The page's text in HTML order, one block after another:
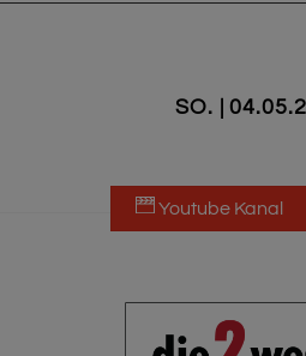
SO. |
Youtube Kanal